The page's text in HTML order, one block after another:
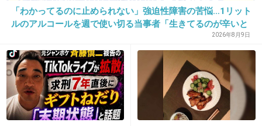
17. 匿名2013/12/06(金) 09:58:24
わたしもそう思った！
+42 -10
「わかってるのに止められない」強迫性障害の苦悩…1リット
ルのアルコールを週で使い切る当事者「生きてるのが辛いと
2026年8月9日